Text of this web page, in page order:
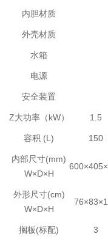
内胆材质
外壳材质
水箱
电源
安全装置
Z大功率（kW） 1.5
容积 (L) 150
内部尺寸(mm)
W×D×H
外形尺寸(cm)
W×D×H
搁板(标配) 3